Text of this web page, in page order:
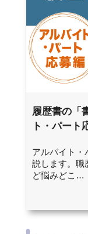
履歴書の「
ト・パート
アルバイト・
説します。職
ど悩みどこ…